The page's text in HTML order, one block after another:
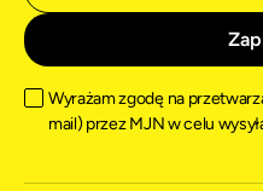
Wyrażam zgodę na
mail) przez MJN w celu